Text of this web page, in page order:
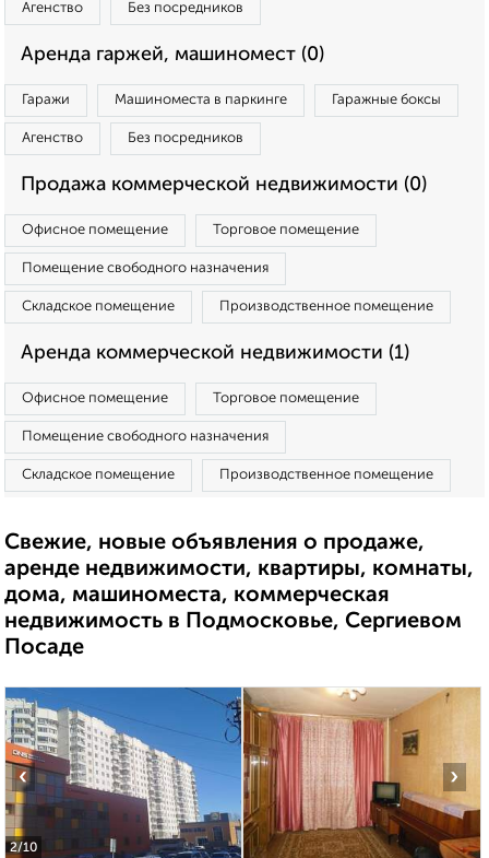
Агенство Без посредников
Аренда гаржей, машиномест (0)
Гаражи Машиноместа в паркинге Гаражные боксы
Агенство Без посредников
Продажа коммерческой недвижимости (0)
Офисное помещение Торговое помещение
Помещение свободного назначения
Складское помещение Производственное помещение
Аренда коммерческой недвижимости (1)
Офисное помещение Торговое помещение
Помещение свободного назначения
Складское помещение Производственное помещение
Свежие, новые объявления о продаже,
аренде недвижимости, квартиры, комнаты,
дома, машиноместа, коммерческая
недвижимость в Подмосковье, Сергиевом
Посаде
2/10
‹ ›